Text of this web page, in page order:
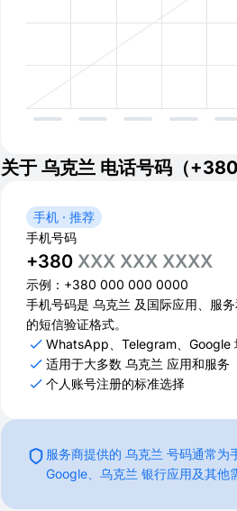
关于 乌克兰 电话号码（+380
手机 · 推荐
手机号码
+380 XXX XXX XXXX
示例：+380 000 000 0000
手机号码是 乌克兰 及国际应用、服
的短信验证格式。
WhatsApp、Telegram、Google
适用于大多数 乌克兰 应用和服务
个人账号注册的标准选择
服务商提供的 乌克兰 号码通常
Google、乌克兰 银行应用及其他